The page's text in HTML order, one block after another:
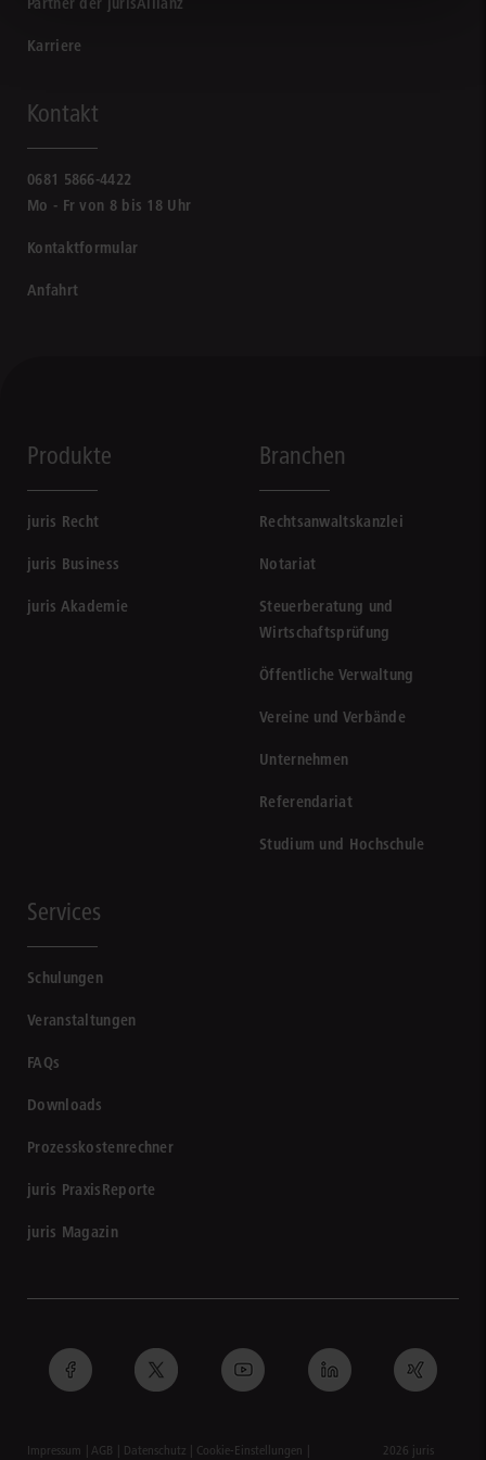
Karriere
Kontakt
0681 5866-4422
Mo - Fr von 8 bis 18 Uhr
Kontaktformular
Anfahrt
Produkte
juris Recht
juris Business
juris Akademie
Branchen
Rechtsanwaltskanzlei
Notariat
Steuerberatung und
Wirtschaftsprüfung
Öffentliche Verwaltung
Vereine und Verbände
Unternehmen
Referendariat
Studium und Hochschule
Services
Schulungen
Veranstaltungen
FAQs
Downloads
Prozesskostenrechner
juris PraxisReporte
juris Magazin
Impressum AGB Datenschutz Cookie-Einstellungen 2026 juris